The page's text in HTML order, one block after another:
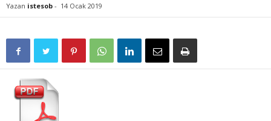
Yazan istesob - 14 Ocak 2019